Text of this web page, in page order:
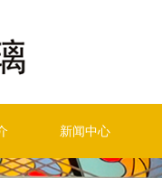
新闻中心